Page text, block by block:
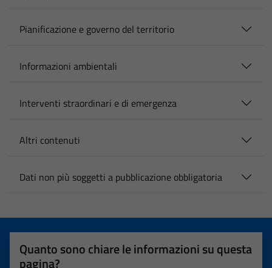
Pianificazione e governo del territorio
Informazioni ambientali
Interventi straordinari e di emergenza
Altri contenuti
Dati non più soggetti a pubblicazione obbligatoria
Quanto sono chiare le informazioni su questa
pagina?